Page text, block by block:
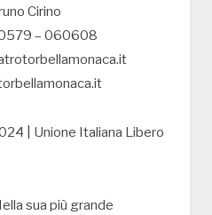
Cirino
– 060608
| Unione Italiana Libero
sua più grande